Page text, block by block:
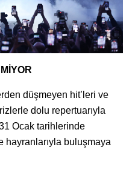
düşmeyen hit’leri ve
dolu repertuarıyla
Ocak tarihlerinde
hayranlarıyla buluşmaya